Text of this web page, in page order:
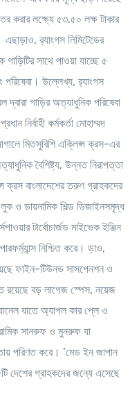
করার লক্ষ্যে ৫৩.৫০ লক্ষ টাকার
র‌্যাংগস লিমিটেডের
গাড়িটির সাথে পাওয়া যাচ্ছে ৫
পরিষেবা। উল্লেখ্য, র‌্যাংগস
গাড়ির অত্যাধুনিক পরিষেবা
নির্বাহী কর্মকর্তা মোহাম্মদ
মিতসুবিশি এক্লিপ্স ক্রস-এর
বৈশিষ্ট্য, উন্নত নিরাপত্তা
ক্রস বাংলাদেশের তরুণ গ্রাহকদের
ও ডায়নামিক শিল্ড ডিজাইনসমৃদ্ধ
টার্বোচার্জড মাইভেক ইঞ্জিন
নিশ্চিত করে। ড়াও,
ফাইন-টিউনড সাসপেনশন ও
রয়েছে বড় লাগেজ স্পেস, নয়েজ
যাতে অ্যাপল কার প্লে ও
সানরুফ ও মুনরুফ যা
পরিণত করে। ‘মেড ইন জাপান
দেশের গ্রাহকদের জন্যে এসেছে